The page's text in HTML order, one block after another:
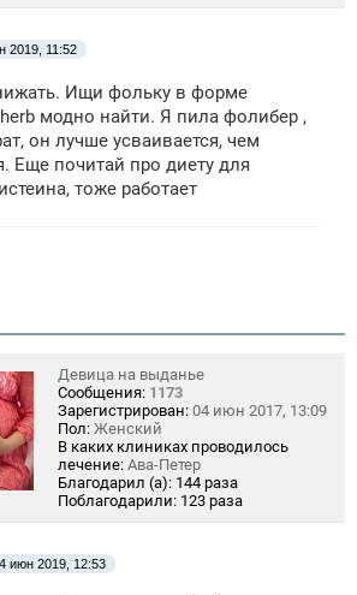
2019, 11:52
Ищи фольку в форме
модно найти. Я пила фолибер ,
он лучше усваивается, чем
Еще почитай про диету для
тоже работает
Девица на выданье
Сообщения: 1173
Зарегистрирован: 04 июн 2017, 13:09
Пол: Женский
В каких клиниках проводилось
лечение: Ава-Петер
Благодарил (а): 144 раза
Поблагодарили: 123 раза
июн 2019, 12:53